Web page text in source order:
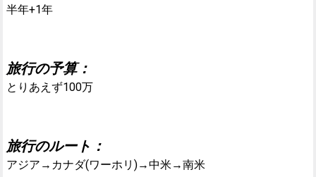
半年+1年
旅行の予算：
とりあえず100万
旅行のルート：
アジア→カナダ(ワーホリ)→中米→南米